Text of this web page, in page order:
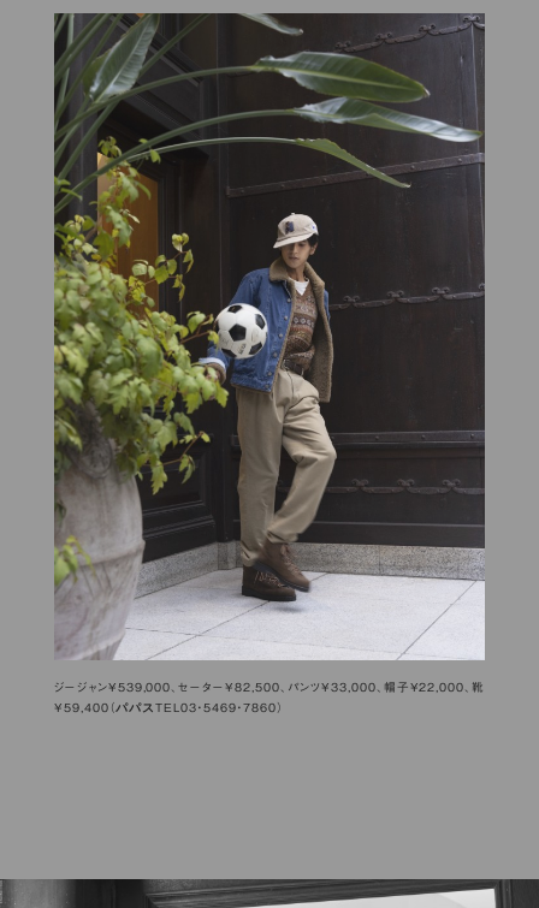
ジージャン¥539,000、セーター¥82,500、パンツ¥33,000、帽子¥22,000、靴
¥59,400（パパスTEL03・5469・7860）